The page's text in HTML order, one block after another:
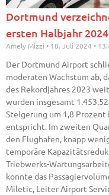
Dortmund
ersten Halbjahr 2024
Amely Mizzi 18. Juli 2024
Der Dortmund Airport
moderaten Wachstum ab,
des Rekordjahres 2023
wurden insgesamt
Steigerung um 1,8
entspricht. Im zweiten
den Flughafen, knapp
temporäre
Triebwerks-
konnte das
Miletic, Leiter Airport